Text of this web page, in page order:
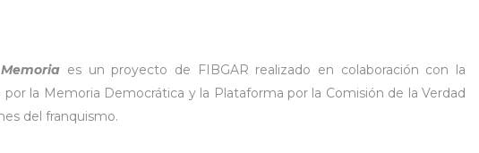
es un proyecto de FIBGAR realizado en colaboración con la
por la Memoria Democrática y la Plataforma por la Comisión de la Verdad
del franquismo.